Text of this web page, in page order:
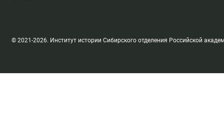
© 2021-2026. Институт истории Сибирского отделения Российской